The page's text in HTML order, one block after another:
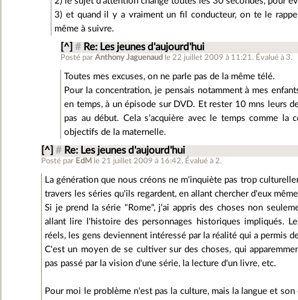
3) et quand il y a vraiment un fil conducteur, on te le
même à suivre.
[^] # Re: Les jeunes d'aujourd'hui
Posté parAnthony Jaguenaud le 22 juillet 2009 à 11:21 . Évalué à 3.
Toutes mes excuses, on ne parle pas de la même télé.
Pour la concentration, je pensais notamment à mes
en temps, à un épisode sur DVD. Et rester 10 mns leurs
pas au début. Cela s’acquière avec le temps comme
objectifs de la maternelle.
[^] # Re: Les jeunes d'aujourd'hui
Posté par EdM le 21 juillet 2009 à 16:42. Évalué à 2.
La génération que nous créons ne m'inquiète pas trop
travers les séries qu'ils regardent, en allant chercher d'eux
Si je prend la série "Rome", j'ai appris des choses non
allant lire l'histoire des personnages historiques impliqués.
réels, les gens deviennent intéressé par la réalité qui a permis
C'est un moyen de se cultiver sur des choses, qui
pas passé par la vision d'une série, la lecture d'un livre, etc.
Pour moi le problème n'est pas la culture, mais la langue et